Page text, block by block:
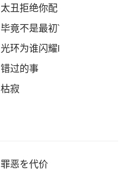
太丑拒绝你配
毕竟不是最初`
光环为谁闪耀i
错过的事
枯寂
罪恶を代价